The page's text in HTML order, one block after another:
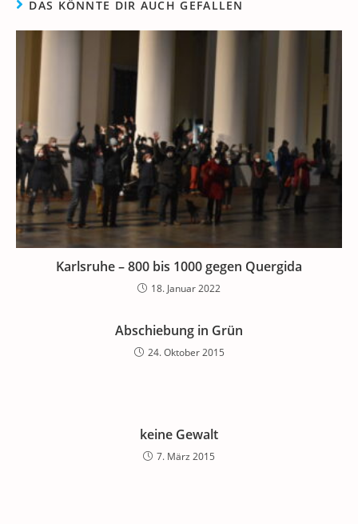
DAS KÖNNTE DIR AUCH GEFALLEN
Karlsruhe – 800 bis 1000 gegen Quergida
18. Januar 2022
Abschiebung in Grün
24. Oktober 2015
keine Gewalt
7. März 2015